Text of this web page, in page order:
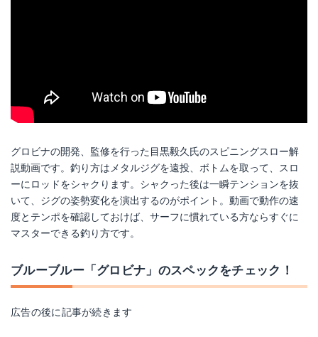
グロビナの開発、監修を行った目黒毅久氏のスピニングスロー解
説動画です。釣り方はメタルジグを遠投、ボトムを取って、スロ
ーにロッドをシャクります。シャクった後は一瞬テンションを抜
いて、ジグの姿勢変化を演出するのがポイント。動画で動作の速
度とテンポを確認しておけば、サーフに慣れている方ならすぐに
マスターできる釣り方です。
ブルーブルー「グロビナ」のスペックをチェック！
広告の後に記事が続きます